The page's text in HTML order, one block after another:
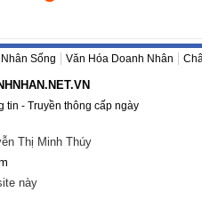
Sống Văn Hóa Doanh Nhân
tin - Truyền thông cấp ngày
Thị Minh Thúy
này